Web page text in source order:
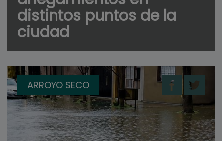
distintos puntos de la
ciudad
ARROYO SECO